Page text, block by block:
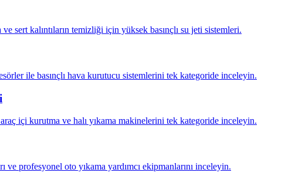
sert kalıntıların temizliği için yüksek basınçlı su jeti sistemleri.
ile basınçlı hava kurutucu sistemlerini tek kategoride inceleyin.
içi kurutma ve halı yıkama makinelerini tek kategoride inceleyin.
ve profesyonel oto yıkama yardımcı ekipmanlarını inceleyin.